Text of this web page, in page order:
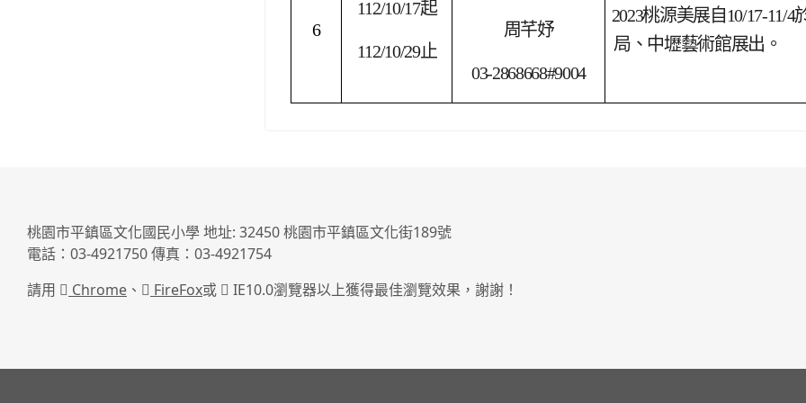
6
112/10/17起
112/10/29止
周芊妤
03-2868668#9004
2023桃源美展自10/17-11/4
局、中壢藝術館展出。
桃園市平鎮區文化國民小學 地址: 32450 桃園市平鎮區文化街189號
電話：03-4921750 傳真：03-4921754
請用
Chrome 、 FireFox或 IE10.0瀏覽器以上獲得最佳瀏覽效果，謝謝！